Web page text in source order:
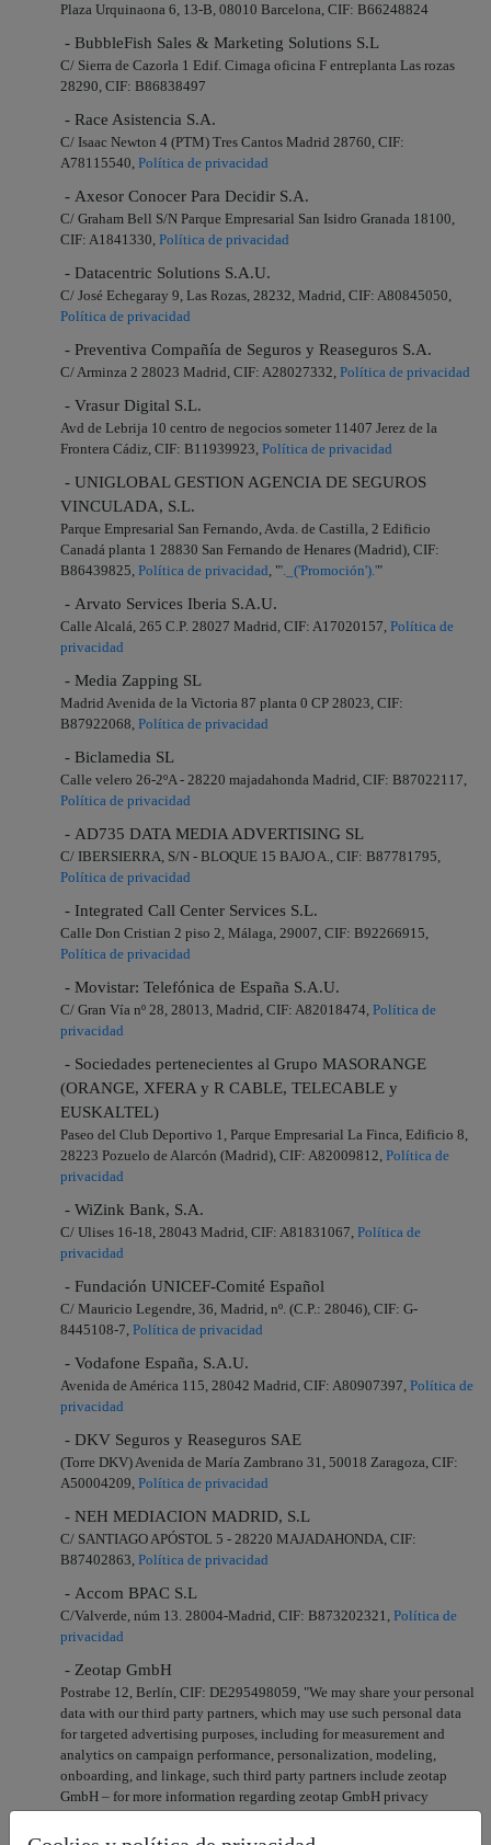
Plaza Urquinaona 6, 13-B, 08010 Barcelona, CIF: B66248824
- BubbleFish Sales & Marketing Solutions S.L
C/ Sierra de Cazorla 1 Edif. Cimaga oficina F entreplanta Las rozas
28290, CIF: B86838497
- Race Asistencia S.A.
C/ Isaac Newton 4 (PTM) Tres Cantos Madrid 28760, CIF:
A78115540, Política de privacidad
- Axesor Conocer Para Decidir S.A.
C/ Graham Bell S/N Parque Empresarial San Isidro Granada 18100,
CIF: A1841330, Política de privacidad
- Datacentric Solutions S.A.U.
C/ José Echegaray 9, Las Rozas, 28232, Madrid, CIF: A80845050,
Política de privacidad
- Preventiva Compañía de Seguros y Reaseguros S.A.
C/ Arminza 2 28023 Madrid, CIF: A28027332, Política de privacidad
- Vrasur Digital S.L.
Avd de Lebrija 10 centro de negocios someter 11407 Jerez de la
Frontera Cádiz, CIF: B11939923, Política de privacidad
- UNIGLOBAL GESTION AGENCIA DE SEGUROS
VINCULADA, S.L.
Parque Empresarial San Fernando, Avda. de Castilla, 2 Edificio
Canadá planta 1 28830 San Fernando de Henares (Madrid), CIF:
B86439825, Política de privacidad, "'._('Promoción').'"
- Arvato Services Iberia S.A.U.
Calle Alcalá, 265 C.P. 28027 Madrid, CIF: A17020157, Política de
privacidad
- Media Zapping SL
Madrid Avenida de la Victoria 87 planta 0 CP 28023, CIF:
B87922068, Política de privacidad
- Biclamedia SL
Calle velero 26-2ºA - 28220 majadahonda Madrid, CIF: B87022117,
Política de privacidad
- AD735 DATA MEDIA ADVERTISING SL
C/ IBERSIERRA, S/N - BLOQUE 15 BAJO A., CIF: B87781795,
Política de privacidad
- Integrated Call Center Services S.L.
Calle Don Cristian 2 piso 2, Málaga, 29007, CIF: B92266915,
Política de privacidad
- Movistar: Telefónica de España S.A.U.
C/ Gran Vía nº 28, 28013, Madrid, CIF: A82018474, Política de
privacidad
- Sociedades pertenecientes al Grupo MASORANGE
(ORANGE, XFERA y R CABLE, TELECABLE y
EUSKALTEL)
Paseo del Club Deportivo 1, Parque Empresarial La Finca, Edificio 8,
28223 Pozuelo de Alarcón (Madrid), CIF: A82009812, Política de
privacidad
- WiZink Bank, S.A.
C/ Ulises 16-18, 28043 Madrid, CIF: A81831067, Política de
privacidad
- Fundación UNICEF-Comité Español
C/ Mauricio Legendre, 36, Madrid, nº. (C.P.: 28046), CIF: G-
8445108-7, Política de privacidad
- Vodafone España, S.A.U.
Avenida de América 115, 28042 Madrid, CIF: A80907397, Política de
privacidad
- DKV Seguros y Reaseguros SAE
(Torre DKV) Avenida de María Zambrano 31, 50018 Zaragoza, CIF:
A50004209, Política de privacidad
- NEH MEDIACION MADRID, S.L
C/ SANTIAGO APÓSTOL 5 - 28220 MAJADAHONDA, CIF:
B87402863, Política de privacidad
- Accom BPAC S.L
C/Valverde, núm 13. 28004-Madrid, CIF: B873202321, Política de
privacidad
- Zeotap GmbH
Postrabe 12, Berlín, CIF: DE295498059, "We may share your personal
data with our third party partners, which may use such personal data
for targeted advertising purposes, including for measurement and
analytics on campaign performance, personalization, modeling,
onboarding, and linkage, such third party partners include zeotap
GmbH – for more information regarding zeotap GmbH privacy
the event you do not wish your personal data to be shared with